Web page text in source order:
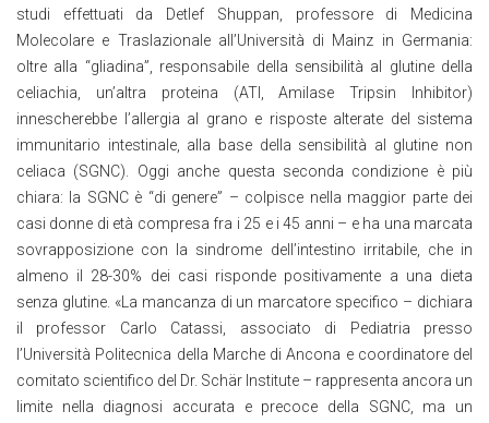
studi effettuati da Detlef Shuppan, professore di Medicina
Molecolare e Traslazionale all’Università di Mainz in Germania:
oltre alla “gliadina”, responsabile della sensibilità al glutine della
celiachia, un’altra proteina (ATI, Amilase Tripsin Inhibitor)
innescherebbe l’allergia al grano e risposte alterate del sistema
immunitario intestinale, alla base della sensibilità al glutine non
celiaca (SGNC). Oggi anche questa seconda condizione è più
chiara: la SGNC è “di genere” – colpisce nella maggior parte dei
casi donne di età compresa fra i 25 e i 45 anni – e ha una marcata
sovrapposizione con la sindrome dell’intestino irritabile, che in
almeno il 28-30% dei casi risponde positivamente a una dieta
senza glutine. «La mancanza di un marcatore specifico – dichiara
il professor Carlo Catassi, associato di Pediatria presso
l’Università Politecnica della Marche di Ancona e coordinatore del
comitato scientifico del Dr. Schär Institute – rappresenta ancora un
limite nella diagnosi accurata e precoce della SGNC, ma un